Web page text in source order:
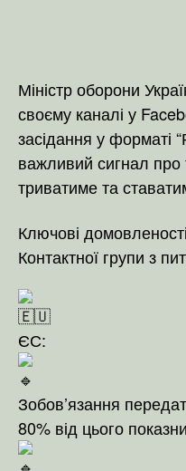
Міністр оборони
своєму каналі у
засідання у форматі
важливий сигнал про
триватиме та
Ключові
Контактної групи з
ЄС:
Зобов’язання
80% від цього